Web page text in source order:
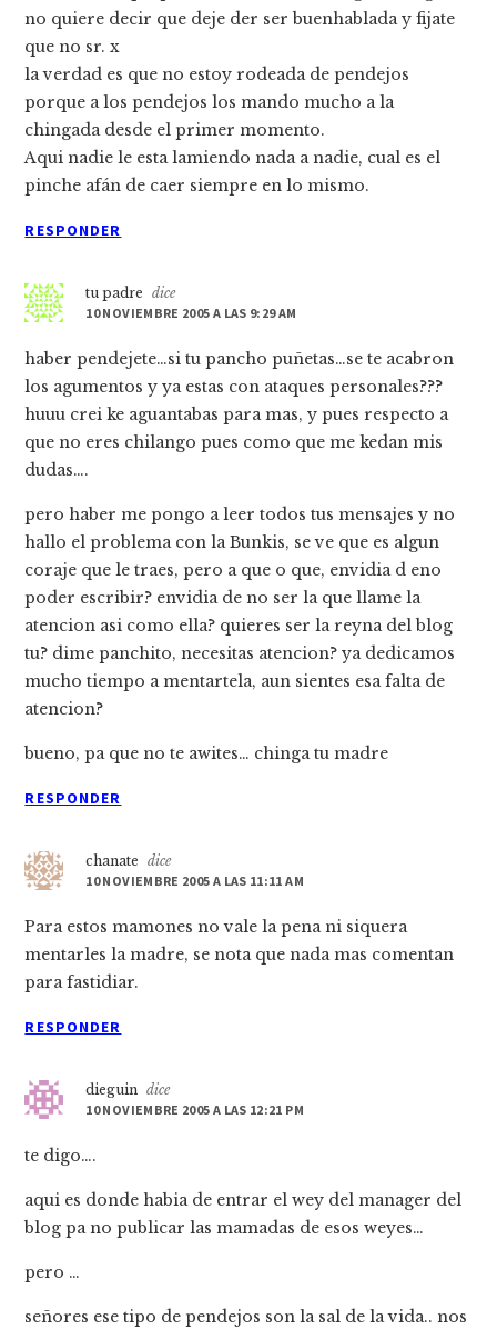
no quiere decir que deje der ser buenhablada y fijate
que no sr. x
la verdad es que no estoy rodeada de pendejos
porque a los pendejos los mando mucho a la
chingada desde el primer momento.
Aqui nadie le esta lamiendo nada a nadie, cual es el
pinche afán de caer siempre en lo mismo.
RESPONDER
tu padre
dice
10 NOVIEMBRE 2005 A LAS 9:29 AM
haber pendejete…si tu pancho puñetas…se te acabron
los agumentos y ya estas con ataques personales???
huuu crei ke aguantabas para mas, y pues respecto a
que no eres chilango pues como que me kedan mis
dudas….
pero haber me pongo a leer todos tus mensajes y no
hallo el problema con la Bunkis, se ve que es algun
coraje que le traes, pero a que o que, envidia d eno
poder escribir? envidia de no ser la que llame la
atencion asi como ella? quieres ser la reyna del blog
tu? dime panchito, necesitas atencion? ya dedicamos
mucho tiempo a mentartela, aun sientes esa falta de
atencion?
bueno, pa que no te awites… chinga tu madre
RESPONDER
chanate
dice
10 NOVIEMBRE 2005 A LAS 11:11 AM
Para estos mamones no vale la pena ni siquera
mentarles la madre, se nota que nada mas comentan
para fastidiar.
RESPONDER
dieguin dice
10 NOVIEMBRE 2005 A LAS 12:21 PM
te digo….
aqui es donde habia de entrar el wey del manager del
blog pa no publicar las mamadas de esos weyes…
pero …
señores ese tipo de pendejos son la sal de la vida.. nos